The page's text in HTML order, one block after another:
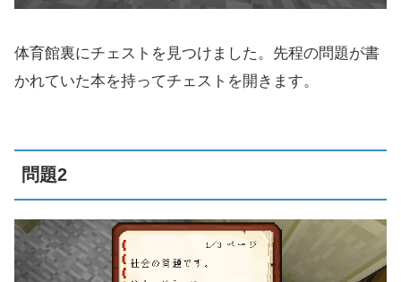
体育館裏にチェストを見つけました。先程の問題が書
かれていた本を持ってチェストを開きます。
問題2